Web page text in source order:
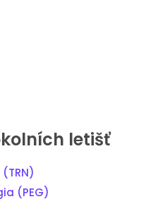
letišť
(PEG)